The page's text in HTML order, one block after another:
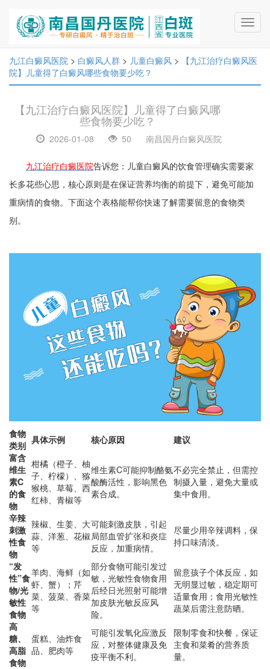
九江白癜风医院 > 白癜风人群 > 儿童白癜风 >
【九江治疗白癜风医
院】儿童得了白癜风哪些食物要少吃？
【九江治疗白癜风医院】儿童得了白癜风哪
些食物要少吃？
2026-01-08 50 南昌国丹白癜风医院
九江治疗白癜医院告诉您：儿童白癜风的饮食管理确实需要家
长多花些心思，核心原则是在保证营养均衡的前提下，避免可能加
重病情的食物。下面这个表格能帮你快速了解需要留意的食物类
别。
食物
类别 具体示例 核心原因
建议
富含
维生
素C
的食
物
柑橘（橙子、柚
子、柠檬）、猕
猴桃、草莓、西
红柿、青椒等
维生素C可能抑制酪氨
酸酶活性，影响黑色
素合成。
不必完全禁止，但需控
制摄入量，避免大量或
集中食用。
辛辣
刺激
性食
物
辣椒、生姜、大
蒜、洋葱、花椒
等
可能刺激皮肤，引起
局部血管扩张和炎症
反应，加重病情。
尽量少用辛辣调料，保
持口味清淡。
“发
性”食
物/光
敏性
食物
羊肉、海鲜（如
虾、蟹）；芹
菜、菠菜、香菜
等
部分食物可能引发过
敏，光敏性食物食用
后经日光照射可能增
加皮肤光敏反应风
险。
留意孩子个体反应，如
无明显过敏，稳定期可
适量食用；食用光敏性
蔬菜后需注意防晒。
高
糖、
高脂
食物
蛋糕、油炸食
品、肥肉等
可能引发氧化应激反
应，对整体健康及免
疫平衡不利。
限制零食和快餐，保证
主食和菜肴的营养质
量。